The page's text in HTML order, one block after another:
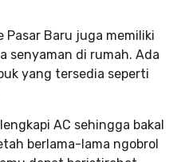
Pasar Baru juga memiliki
senyaman di rumah. Ada
yang tersedia seperti
AC sehingga bakal
berlama-lama ngobrol